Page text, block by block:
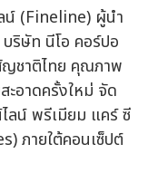
น์ (Fineline) ผู้นำ
ริษัท นีโอ คอร์ปอ
ญชาติไทย คุณภาพ
ะอาดครั้งใหม่ จัด
ลน์ พรีเมียม แคร์ ซี
ภายใต้คอนเซ็ปต์